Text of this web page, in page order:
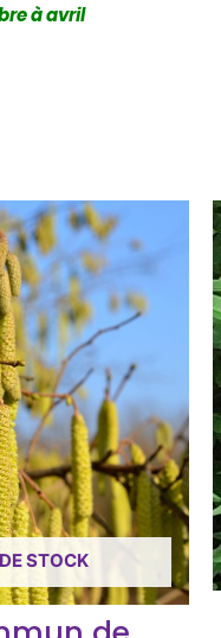
à avril
STOCK